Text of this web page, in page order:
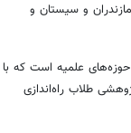
و سیستان و
علمیه است که با
طلاب راه‌اندازی